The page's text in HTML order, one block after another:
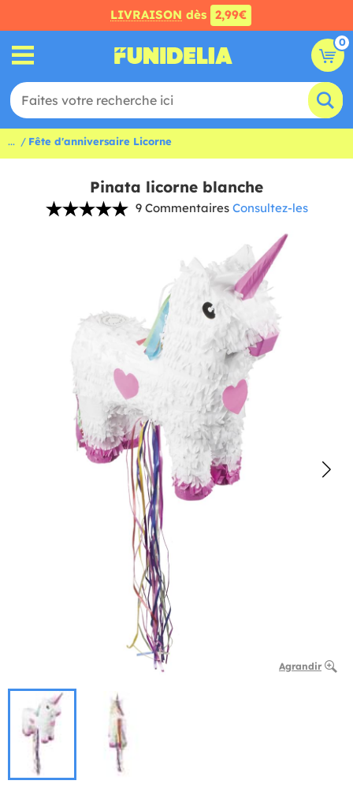
LIVRAISON dès 2,99€
0
... Fête d'anniversaire Licorne
Pinata licorne blanche
9 Commentaires Consultez-les
Agrandir